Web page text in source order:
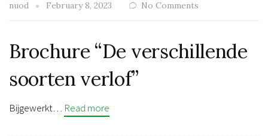
nuod February 8, 2023 No Comments
Brochure “De verschillende
soorten verlof”
Bijgewerkt… Read more